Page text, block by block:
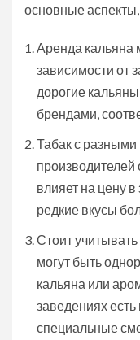
основные
Аренда кальяна
зависимости от
дорогие
брендами,
Табак с разными
производителей
влияет на цену
редкие вкусы
Стоит
могут быть
кальяна или
заведениях есть
специальные